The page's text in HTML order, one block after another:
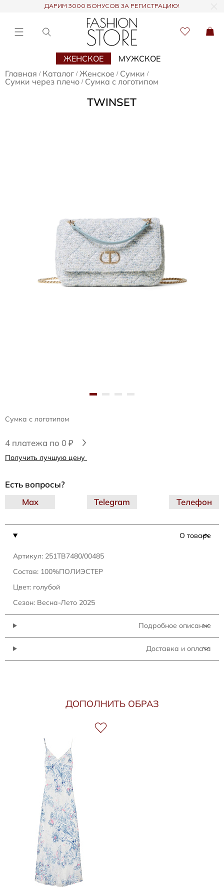
ДАРИМ 3000 БОНУСОВ ЗА РЕГИСТРАЦИЮ!
ЖЕНСКОЕ
МУЖСКОЕ
Главная / Каталог / Женское / Сумки /
Сумки через плечо / Сумка с логотипом
TWINSET
Сумка с логотипом
4 платежа по 0 ₽
Получить лучшую цену
О товаре
Артикул: 251TB7480/00485
Состав: 100%ПОЛИЭСТЕР
Цвет: голубой
Сезон: Весна-Лето 2025
Подробное описание
Доставка и оплата
Есть вопросы?
Telegram
Max Телефон
ДОПОЛНИТЬ ОБРАЗ